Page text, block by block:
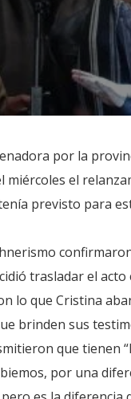
por la
el
previsto para
trasladar el
lo que Cristina
brinden sus
que tienen
por una